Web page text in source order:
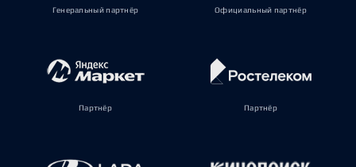
Генеральный партнёр Официальный партнёр
Партнёр Партнёр